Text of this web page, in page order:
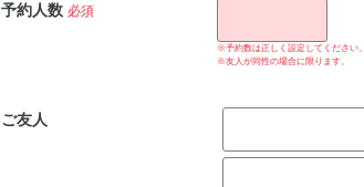
予約人数 必須
※予約数は正しく設定してください。
※友人が同性の場合に限ります。
ご友人